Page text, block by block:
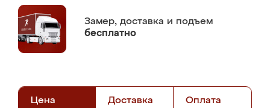
Замер, доставка и подъем
бесплатно
Цена Доставка Оплата